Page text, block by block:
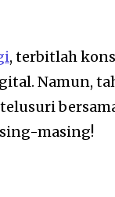
, terbitlah
Namun,
masing!